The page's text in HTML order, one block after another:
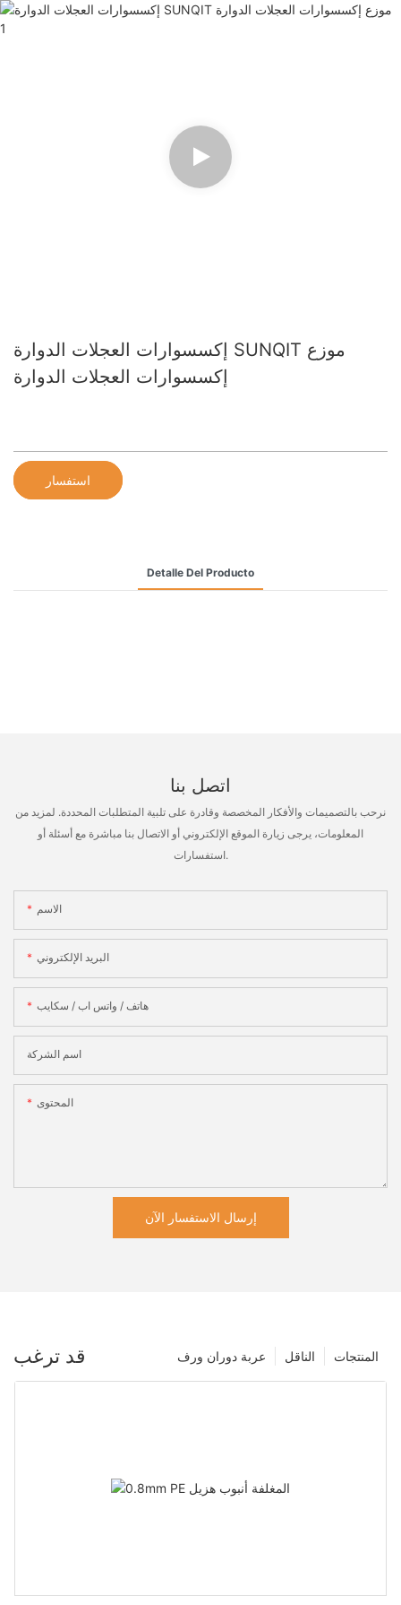
إكسسوارات العجلات الدوارة SUNQIT موزع
إكسسوارات العجلات الدوارة
استفسار
Detalle Del Producto
اتصل بنا
نرحب بالتصميمات والأفكار المخصصة وقادرة على تلبية المتطلبات المحددة. لمزيد من
المعلومات، يرجى زيارة الموقع الإلكتروني أو الاتصال بنا مباشرة مع أسئلة أو
استفسارات.
الاسم
البريد الإلكتروني
هاتف / واتس اب / سكايب
اسم الشركة
المحتوى
إرسال الاستفسار الآن
قد ترغب المنتجات الناقل عربة دوران ورف